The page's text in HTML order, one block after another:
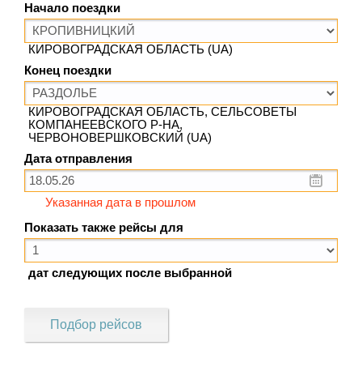
Начало поездки
КИРОВОГРАДСКАЯ ОБЛАСТЬ (UA)
Конец поездки
КИРОВОГРАДСКАЯ ОБЛАСТЬ, СЕЛЬСОВЕТЫ
КОМПАНЕЕВСКОГО Р-НА,
ЧЕРВОНОВЕРШКОВСКИЙ (UA)
Дата отправления
Указанная дата в прошлом
Показать также рейсы для
дат следующих после выбранной
Подбор рейсов